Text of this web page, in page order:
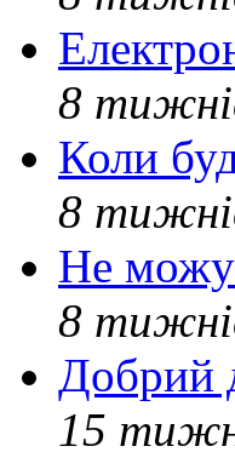
8
Коли
8
Не можу
8
Добрий
15